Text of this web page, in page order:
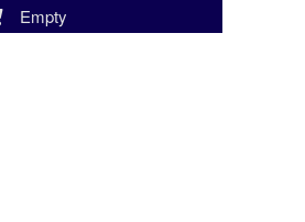
Empty